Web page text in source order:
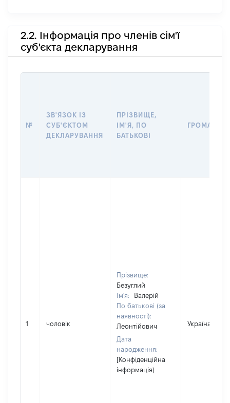
2.2. Інформація про членів сім'ї
суб'єкта декларування
№
ЗВ'ЯЗОК ІЗ
СУБ'ЄКТОМ
ДЕКЛАРУВАННЯ
ПРІЗВИЩЕ,
ІМ'Я, ПО
БАТЬКОВІ
1 чоловік
Прізвище:
Безуглий
Ім'я:
Валерій
По батькові (за
наявності):
Леонтійович
Дата
народження:
[Конфіденційна
інформація]
Україна